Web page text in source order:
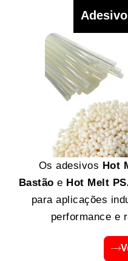
Os adesivos Hot
Bastão e Hot Melt
para aplicações
performance e